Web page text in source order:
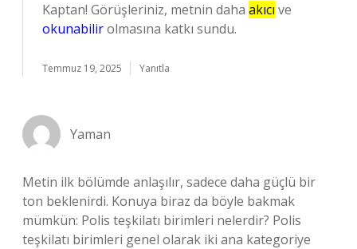
Kaptan! Görüşleriniz, metnin daha akıcı ve
okunabilirolmasına katkı sundu.
Temmuz 19, 2025 Yanıtla
Yaman
Metin ilk bölümde anlaşılır, sadece daha güçlü bir
ton beklenirdi. Konuya biraz da böyle bakmak
mümkün: Polis teşkilatı birimleri nelerdir? Polis
teşkilatı birimleri genel olarak iki ana kategoriye